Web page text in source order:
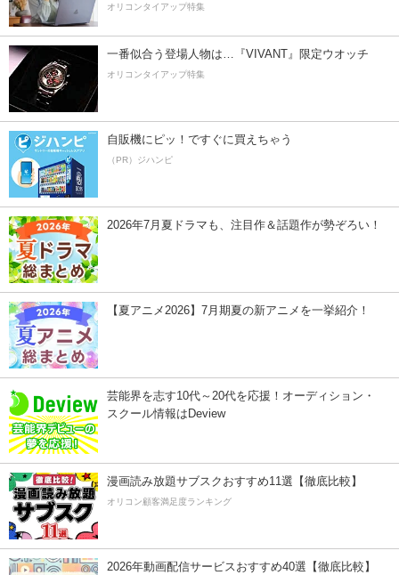
オリコンタイアップ特集
一番似合う登場人物は…『VIVANT』限定ウオッチ
オリコンタイアップ特集
自販機にピッ！ですぐに買えちゃう
（PR）ジハンピ
2026年7月夏ドラマも、注目作＆話題作が勢ぞろい！
【夏アニメ2026】7月期夏の新アニメを一挙紹介！
芸能界を志す10代～20代を応援！オーディション・
スクール情報はDeview
漫画読み放題サブスクおすすめ11選【徹底比較】
オリコン顧客満足度ランキング
2026年動画配信サービスおすすめ40選【徹底比較】